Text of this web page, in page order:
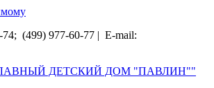
74; (499) 977-60-77 | E-mail: